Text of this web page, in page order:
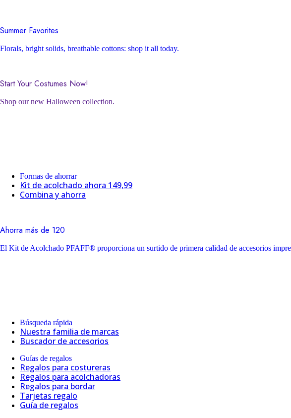
Summer Favorites
Florals, bright solids, breathable cottons: shop it all today.
Start Your Costumes Now!
Shop our new Halloween collection.
Formas de ahorrar
Kit de acolchado ahora 149,99
Combina y ahorra
Ahorra más de 120
El Kit de Acolchado PFAFF® proporciona un surtido de primera calidad de accesorios
Búsqueda rápida
Nuestra familia de marcas
Buscador de accesorios
Guías de regalos
Regalos para costureras
Regalos para acolchadoras
Regalos para bordar
Tarjetas regalo
Guía de regalos